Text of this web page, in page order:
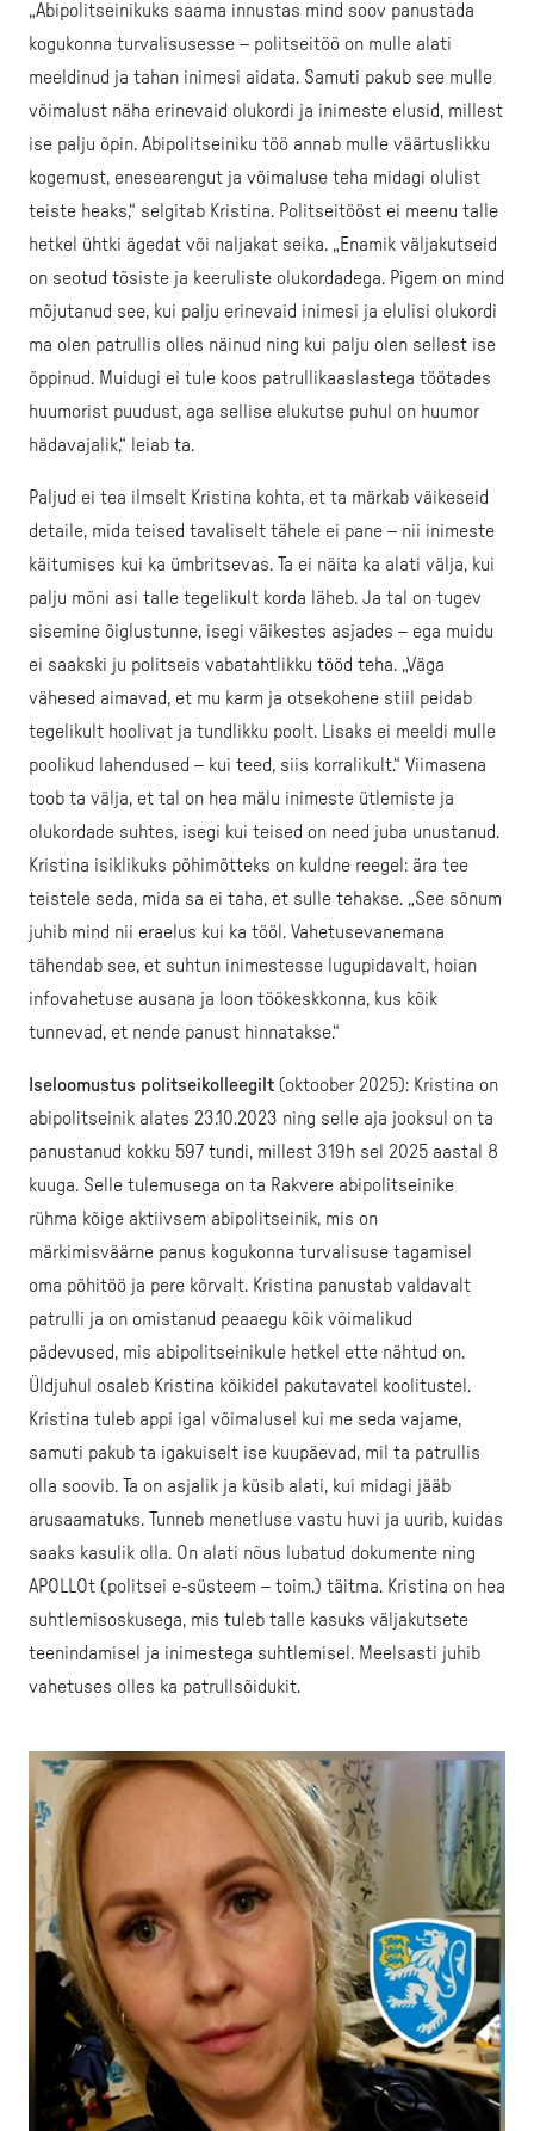
„Abipolitseinikuks saama innustas mind soov panustada
kogukonna turvalisusesse – politseitöö on mulle alati
meeldinud ja tahan inimesi aidata. Samuti pakub see mulle
võimalust näha erinevaid olukordi ja inimeste elusid, millest
ise palju õpin. Abipolitseiniku töö annab mulle väärtuslikku
kogemust, enesearengut ja võimaluse teha midagi olulist
teiste heaks,“ selgitab Kristina. Politseitööst ei meenu talle
hetkel ühtki ägedat või naljakat seika. „Enamik väljakutseid
on seotud tõsiste ja keeruliste olukordadega. Pigem on mind
mõjutanud see, kui palju erinevaid inimesi ja elulisi olukordi
ma olen patrullis olles näinud ning kui palju olen sellest ise
õppinud. Muidugi ei tule koos patrullikaaslastega töötades
huumorist puudust, aga sellise elukutse puhul on huumor
hädavajalik,“ leiab ta.
Paljud ei tea ilmselt Kristina kohta, et ta märkab väikeseid
detaile, mida teised tavaliselt tähele ei pane – nii inimeste
käitumises kui ka ümbritsevas. Ta ei näita ka alati välja, kui
palju mõni asi talle tegelikult korda läheb. Ja tal on tugev
sisemine õiglustunne, isegi väikestes asjades – ega muidu
ei saakski ju politseis vabatahtlikku tööd teha. „Väga
vähesed aimavad, et mu karm ja otsekohene stiil peidab
tegelikult hoolivat ja tundlikku poolt. Lisaks ei meeldi mulle
poolikud lahendused – kui teed, siis korralikult.“ Viimasena
toob ta välja, et tal on hea mälu inimeste ütlemiste ja
olukordade suhtes, isegi kui teised on need juba unustanud.
Kristina isiklikuks põhimõtteks on kuldne reegel: ära tee
teistele seda, mida sa ei taha, et sulle tehakse. „See sõnum
juhib mind nii eraelus kui ka tööl. Vahetusevanemana
tähendab see, et suhtun inimestesse lugupidavalt, hoian
infovahetuse ausana ja loon töökeskkonna, kus kõik
tunnevad, et nende panust hinnatakse.“
Iseloomustus politseikolleegilt (oktoober 2025): Kristina on
abipolitseinik alates 23.10.2023 ning selle aja jooksul on ta
panustanud kokku 597 tundi, millest 319h sel 2025 aastal 8
kuuga. Selle tulemusega on ta Rakvere abipolitseinike
rühma kõige aktiivsem abipolitseinik, mis on
märkimisväärne panus kogukonna turvalisuse tagamisel
oma põhitöö ja pere kõrvalt. Kristina panustab valdavalt
patrulli ja on omistanud peaaegu kõik võimalikud
pädevused, mis abipolitseinikule hetkel ette nähtud on.
Üldjuhul osaleb Kristina kõikidel pakutavatel koolitustel.
Kristina tuleb appi igal võimalusel kui me seda vajame,
samuti pakub ta igakuiselt ise kuupäevad, mil ta patrullis
olla soovib. Ta on asjalik ja küsib alati, kui midagi jääb
arusaamatuks. Tunneb menetluse vastu huvi ja uurib, kuidas
saaks kasulik olla. On alati nõus lubatud dokumente ning
APOLLOt (politsei e-süsteem – toim.) täitma. Kristina on hea
suhtlemisoskusega, mis tuleb talle kasuks väljakutsete
teenindamisel ja inimestega suhtlemisel. Meelsasti juhib
vahetuses olles ka patrullsõidukit.